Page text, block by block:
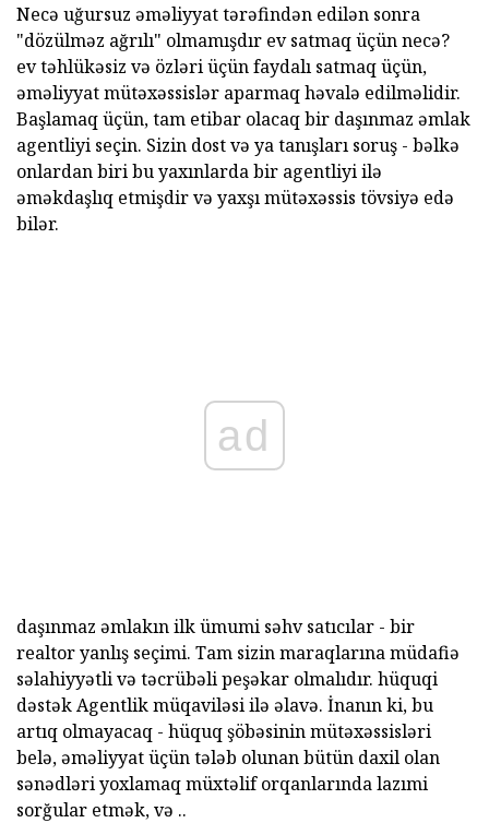
Necə uğursuz əməliyyat tərəfindən edilən sonra
"dözülməz ağrılı" olmamışdır ev satmaq üçün necə?
ev təhlükəsiz və özləri üçün faydalı satmaq üçün,
əməliyyat mütəxəssislər aparmaq həvalə edilməlidir.
Başlamaq üçün, tam etibar olacaq bir daşınmaz əmlak
agentliyi seçin. Sizin dost və ya tanışları soruş - bəlkə
onlardan biri bu yaxınlarda bir agentliyi ilə
əməkdaşlıq etmişdir və yaxşı mütəxəssis tövsiyə edə
bilər.
ad
daşınmaz əmlakın ilk ümumi səhv satıcılar - bir
realtor yanlış seçimi. Tam sizin maraqlarına müdafiə
səlahiyyətli və təcrübəli peşəkar olmalıdır. hüquqi
dəstək Agentlik müqaviləsi ilə əlavə. İnanın ki, bu
artıq olmayacaq - hüquq şöbəsinin mütəxəssisləri
belə, əməliyyat üçün tələb olunan bütün daxil olan
sənədləri yoxlamaq müxtəlif orqanlarında lazımi
sorğular etmək, və ..